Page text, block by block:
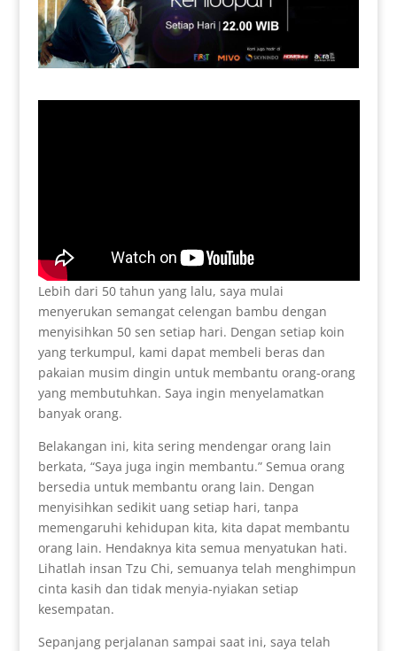
Lebih dari 50 tahun yang lalu, saya mulai
menyerukan semangat celengan bambu dengan
menyisihkan 50 sen setiap hari. Dengan setiap koin
yang terkumpul, kami dapat membeli beras dan
pakaian musim dingin untuk membantu orang-orang
yang membutuhkan. Saya ingin menyelamatkan
banyak orang.
Belakangan ini, kita sering mendengar orang lain
berkata, “Saya juga ingin membantu.” Semua orang
bersedia untuk membantu orang lain. Dengan
menyisihkan sedikit uang setiap hari, tanpa
memengaruhi kehidupan kita, kita dapat membantu
orang lain. Hendaknya kita semua menyatukan hati.
Lihatlah insan Tzu Chi, semuanya telah menghimpun
cinta kasih dan tidak menyia-nyiakan setiap
kesempatan.
Sepanjang perjalanan sampai saat ini, saya telah